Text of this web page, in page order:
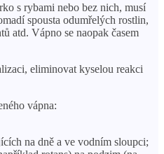
s rybami nebo bez nich, musí
spousta odumřelých rostlin,
atd. Vápno se naopak časem
eliminovat kyselou reakci
vápna:
na dně a ve vodním sloupci;